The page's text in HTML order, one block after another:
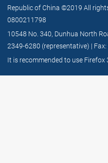
Republic of China ©2019 All
0800211798​
10548 No. 340, Dunhua North
2349-6280 (representative) |
It is recommended to use Firefox